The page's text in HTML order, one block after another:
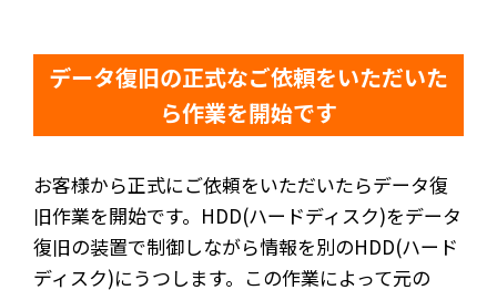
データ復旧の正式なご依頼をいただいた
ら作業を開始です
お客様から正式にご依頼をいただいたらデータ復
旧作業を開始です。 HDD(ハードディスク)をデータ
復旧の装置で制御しながら情報を別のHDD(ハード
ディスク)にうつします。この作業によって元の